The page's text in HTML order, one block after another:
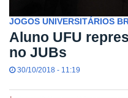
JOGOS UNIVERSITÁRIOS
Aluno UFU
no JUBs
30/10/2018 - 11:19